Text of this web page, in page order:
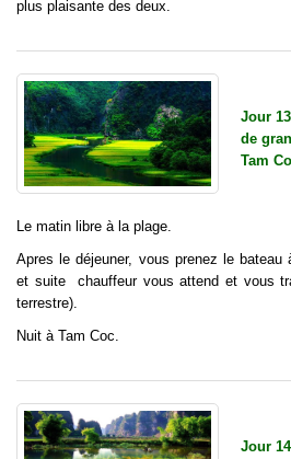
plus plaisante des deux.
Jour
de
Tam
Le matin libre à la plage.
Apres le déjeuner, vous prenez le
et suite chauffeur vous attend et vous
terrestre).
Nuit à Tam Coc.
Jour